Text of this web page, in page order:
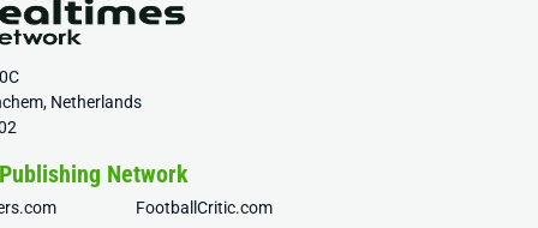
Netherlands
Network
FootballCritic.com